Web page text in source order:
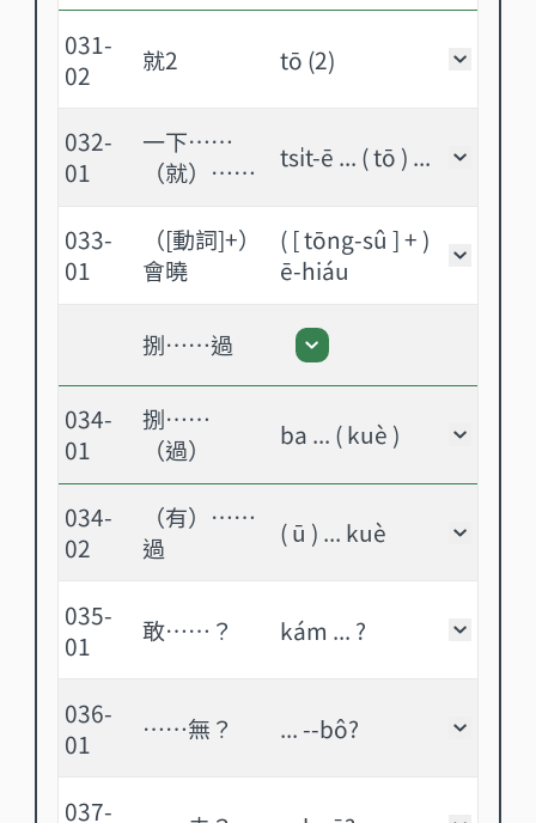
031-
02
就2 tō (2) 就2 -
032-
01
一下……
（就）……
tsi̍t-ē ... ( tō ) ... 一下
033-
01
（[動詞]+）
會曉
( [ tōng-sû ] + )
ē-hiáu
（[動
捌……過
捌……過 - 展開或關閉
034-
01
捌……
（過）
ba ... ( kuè ) 捌……
034-
02
（有）……
過
( ū ) ... kuè （有
035-
01
敢……？ kám ... ? 敢……
036-
01
……無？ ... --bô? ……無
037-